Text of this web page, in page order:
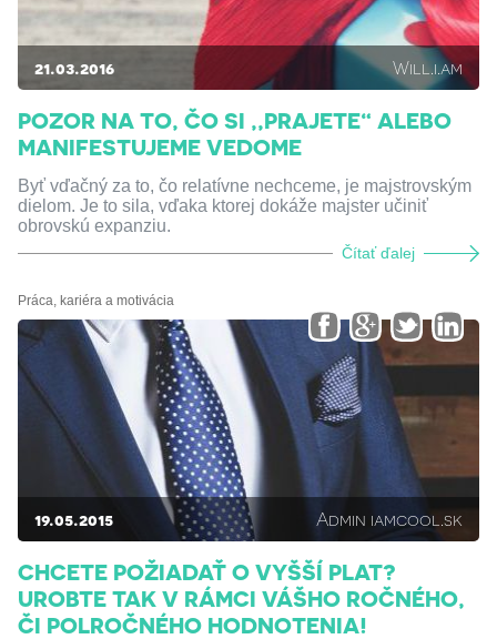
21.03.2016 Will.i.am
POZOR NA TO, ČO SI ,,PRAJETE“ ALEBO
MANIFESTUJEME VEDOME
Byť vďačný za to, čo relatívne nechceme, je majstrovským
dielom. Je to sila, vďaka ktorej dokáže majster učiniť
obrovskú expanziu.
Čítať ďalej
Práca, kariéra a motivácia
19.05.2015 Admin iamcool.sk
CHCETE POŽIADAŤ O VYŠŠÍ PLAT?
UROBTE TAK V RÁMCI VÁŠHO ROČNÉHO,
ČI POLROČNÉHO HODNOTENIA!